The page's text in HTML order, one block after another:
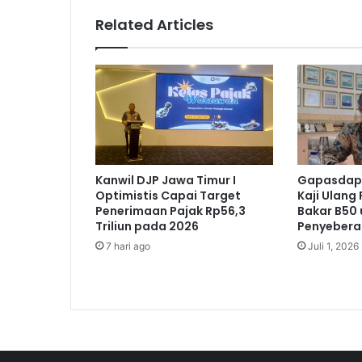
e
d
i
,
J
S
K
e
s
e
h
o
Related Articles
Kanwil DJP Jawa Timur I
Optimistis Capai Target
Penerimaan Pajak Rp56,3
Triliun pada 2026
7 hari ago
Kaji Ulang
Bakar
Juli 1, 2026